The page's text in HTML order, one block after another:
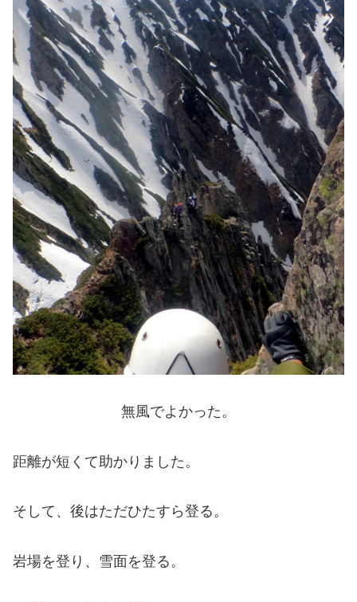
無風でよかった。
距離が短くて助かりました。
そして、後はただひたすら登る。
岩場を登り、雪面を登る。